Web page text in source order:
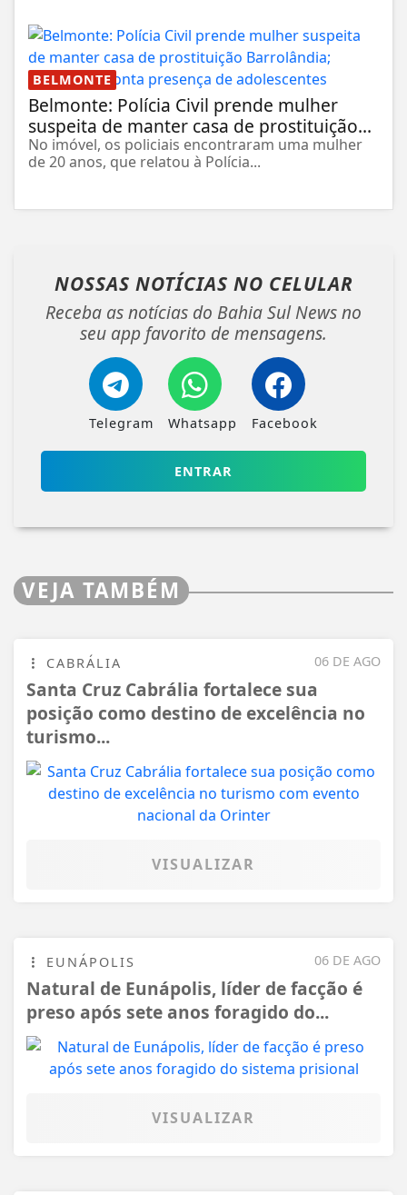
BELMONTE
Belmonte: Polícia Civil prende mulher
suspeita de manter casa de prostituição...
No imóvel, os policiais encontraram uma mulher
de 20 anos, que relatou à Polícia...
NOSSAS NOTÍCIAS NO CELULAR
Receba as notícias do Bahia Sul News no
seu app favorito de mensagens.
Telegram Whatsapp Facebook
ENTRAR
VEJA TAMBÉM
06 DE AGO
CABRÁLIA
Santa Cruz Cabrália fortalece sua
posição como destino de excelência no
turismo...
VISUALIZAR
06 DE AGO
EUNÁPOLIS
Natural de Eunápolis, líder de facção é
preso após sete anos foragido do...
VISUALIZAR